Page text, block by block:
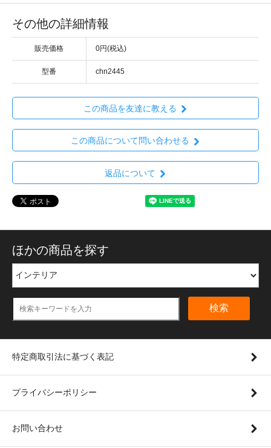
その他の詳細情報
販売価格 0円(税込)
型番 chn2445
この商品を友達に教える
この商品について問い合わせる
返品について
ほかの商品を探す
検索
特定商取引法に基づく表記
プライバシーポリシー
お問い合わせ